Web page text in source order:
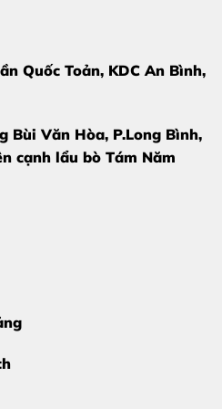
chữa,
kinh nghiệm
cao, độ trong suốt gần
phát sinh chi phí
tin tưởng của khách hàng.
Quốc Toản, KDC An Bình,
Bùi Văn Hòa, P.Long Bình,
cạnh lẩu bò Tám Năm